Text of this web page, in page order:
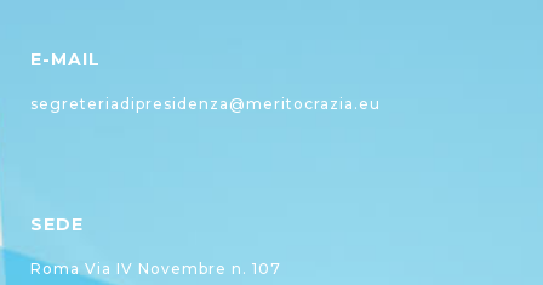
E-MAIL
segreteriadipresidenza@meritocrazia.eu
SEDE
Roma Via IV Novembre n. 107